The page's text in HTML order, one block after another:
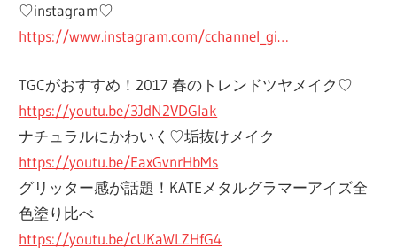
♡instagram♡
https://www.instagram.com/cchannel_gi…
TGCがおすすめ！2017 春のトレンドツヤメイク♡
https://youtu.be/3JdN2VDGIak
ナチュラルにかわいく♡垢抜けメイク
https://youtu.be/EaxGvnrHbMs
グリッター感が話題！KATEメタルグラマーアイズ全
色塗り比べ
https://youtu.be/cUKaWLZHfG4